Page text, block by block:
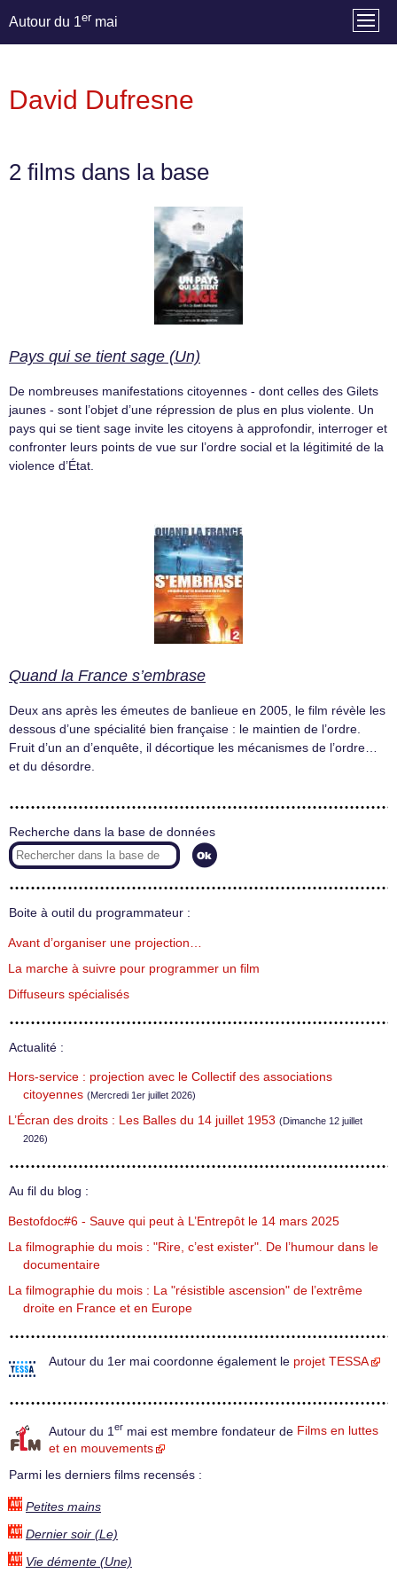
Autour du 1er mai
David Dufresne
2 films dans la base
Pays qui se tient sage (Un)
De nombreuses manifestations citoyennes - dont celles des Gilets
jaunes - sont l’objet d’une répression de plus en plus violente. Un
pays qui se tient sage invite les citoyens à approfondir, interroger et
confronter leurs points de vue sur l’ordre social et la légitimité de la
violence d’État.
Quand la France s’embrase
Deux ans après les émeutes de banlieue en 2005, le film révèle les
dessous d’une spécialité bien française : le maintien de l’ordre.
Fruit d’un an d’enquête, il décortique les mécanismes de l’ordre…
et du désordre.
Recherche dans la base de données
Boite à outil du programmateur :
Avant d’organiser une projection…
La marche à suivre pour programmer un film
Diffuseurs spécialisés
Actualité :
Hors-service : projection avec le Collectif des associations
citoyennes (Mercredi 1er juillet 2026)
L’Écran des droits : Les Balles du 14 juillet 1953 (Dimanche 12 juillet
2026)
Au fil du blog :
Bestofdoc#6 - Sauve qui peut à L’Entrepôt le 14 mars 2025
La filmographie du mois : "Rire, c’est exister". De l’humour dans le
documentaire
La filmographie du mois : La "résistible ascension" de l’extrême
droite en France et en Europe
Autour du 1er mai coordonne également le projet TESSA
Autour du 1 er mai est membre fondateur de Films en luttes
et en mouvements
Parmi les derniers films recensés :
Petites mains
Dernier soir (Le)
Vie démente (Une)